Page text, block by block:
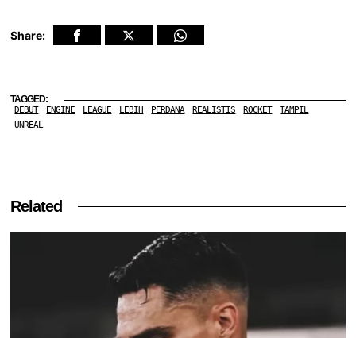
Share:
TAGGED:
DEBUT ENGINE LEAGUE LEBIH PERDANA REALISTIS ROCKET
TAMPIL
UNREAL
Related